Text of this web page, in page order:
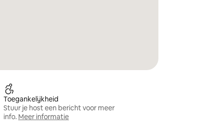
Toegankelijkheid
Stuur je host een bericht voor meer
info. Meer informatie